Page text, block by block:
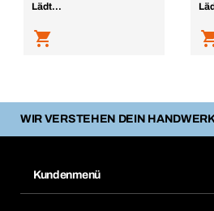
Lädt...
WIR VERSTEHEN DEIN
Kundenmenü